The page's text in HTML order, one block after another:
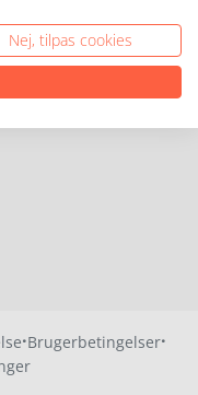
·Brugerbetingelser·
Nej, tilpas cookies